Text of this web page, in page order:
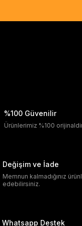
%100 Güvenilir
Ürünlerimiz %100
Değişim ve İade
Memnun kalmadığınız
edebilirsiniz.
Whatsapp Destek